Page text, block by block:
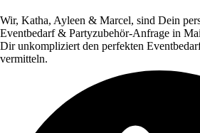
Wir, Katha, Ayleen & Marcel, sind Dein
Eventbedarf & Partyzubehör-Anfrage in
Dir unkompliziert den perfekten
vermitteln.